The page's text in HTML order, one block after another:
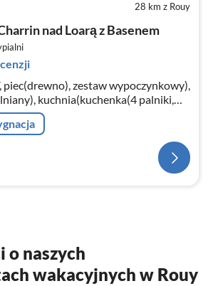
28 km z Rouy
nad Loarą z Basenem
piec(drewno), zestaw wypoczynkowy),
kuchnia(kuchenka(4 palniki,
kawy(cups)
o naszych
wakacyjnych w Rouy